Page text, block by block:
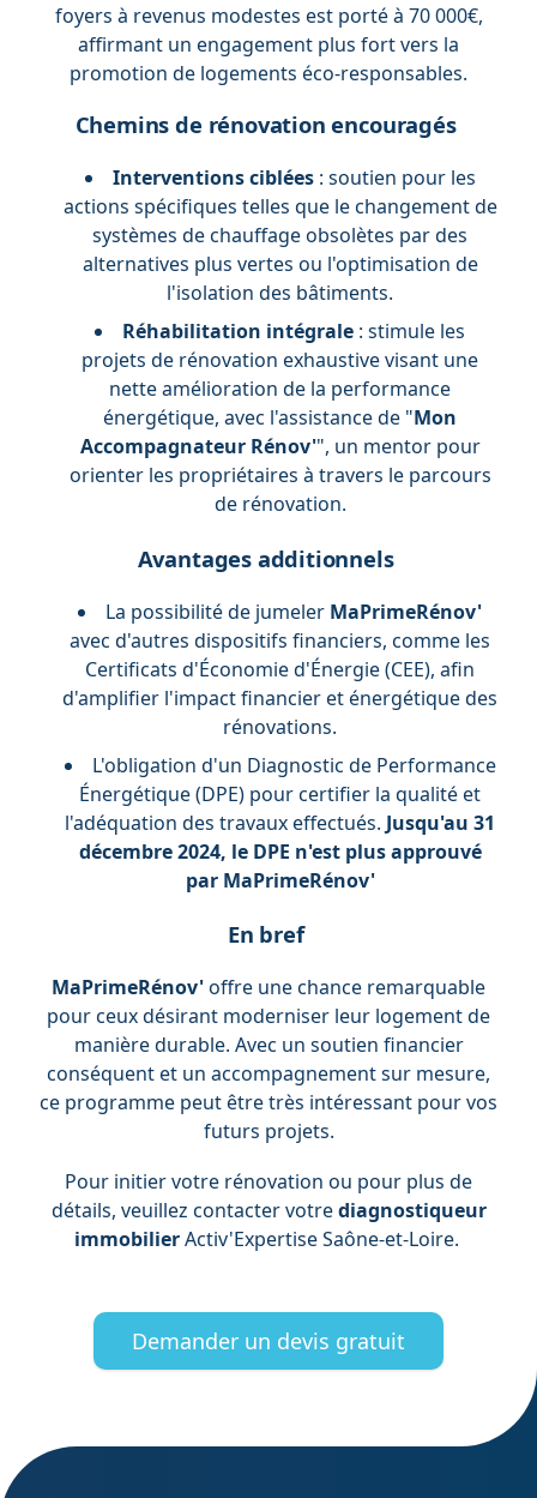
foyers à revenus modestes est porté à 70 000€,
affirmant un engagement plus fort vers la
promotion de logements éco-responsables.
Chemins de rénovation encouragés
Interventions ciblées: soutien pour les
actions spécifiques telles que le changement de
systèmes de chauffage obsolètes par des
alternatives plus vertes ou l'optimisation de
l'isolation des bâtiments.
Réhabilitation intégrale : stimule les
projets de rénovation exhaustive visant une
nette amélioration de la performance
énergétique, avec l'assistance de "Mon
Accompagnateur Rénov'", un mentor pour
orienter les propriétaires à travers le parcours
de rénovation.
Avantages additionnels
La possibilité de jumeler MaPrimeRénov'
avec d'autres dispositifs financiers, comme les
Certificats d'Économie d'Énergie (CEE), afin
d'amplifier l'impact financier et énergétique des
rénovations.
L'obligation d'un Diagnostic de Performance
Énergétique (DPE) pour certifier la qualité et
l'adéquation des travaux effectués. Jusqu'au 31
décembre 2024, le DPE n'est plus approuvé
par MaPrimeRénov'
En bref
MaPrimeRénov'offre une chance remarquable
pour ceux désirant moderniser leur logement de
manière durable. Avec un soutien financier
conséquent et un accompagnement sur mesure,
ce programme peut être très intéressant pour vos
futurs projets.
Pour initier votre rénovation ou pour plus de
détails, veuillez contacter votrediagnostiqueur
immobilierActiv'Expertise Saône-et-Loire.
Demander un devis gratuit